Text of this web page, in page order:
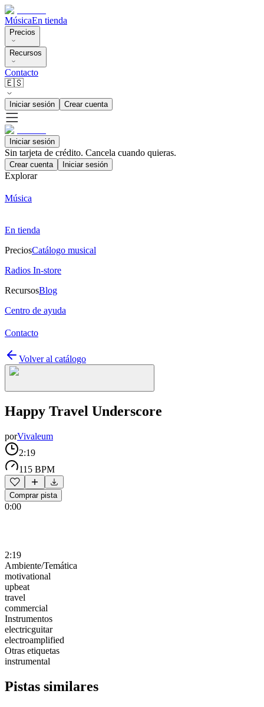
MúsicaEn tienda
Precios
Recursos
Contacto
🇪🇸
Iniciar sesión Crear cuenta
Iniciar sesión
Sin tarjeta de crédito. Cancela cuando quieras.
Crear cuenta Iniciar sesión
Explorar
Música
En tienda
PreciosCatálogo musical
Radios In-store
RecursosBlog
Centro de ayuda
Contacto
Volver al catálogo
Happy Travel Underscore
porVivaleum
2:19
115 BPM
Comprar pista
0:00
2:19
Ambiente/Temática
motivational
upbeat
travel
commercial
Instrumentos
electricguitar
electroamplified
Otras etiquetas
instrumental
Pistas similares